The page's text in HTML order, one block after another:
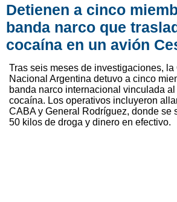
Detienen a cinco
banda narco que
cocaína en un avión
Tras seis meses de investigaciones, la
Nacional Argentina detuvo a cinco
banda narco internacional vinculada
cocaína. Los operativos incluyeron
CABA y General Rodríguez, donde se
50 kilos de droga y dinero en efectivo.